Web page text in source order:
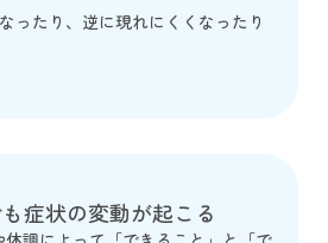
ったり、逆に現れにくくなったり
症状の変動が起こる